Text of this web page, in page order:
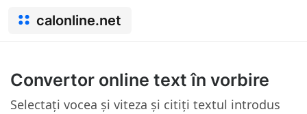
calonline.net
Convertor online text în vorbire
Selectați vocea și viteza și citiți textul introdus